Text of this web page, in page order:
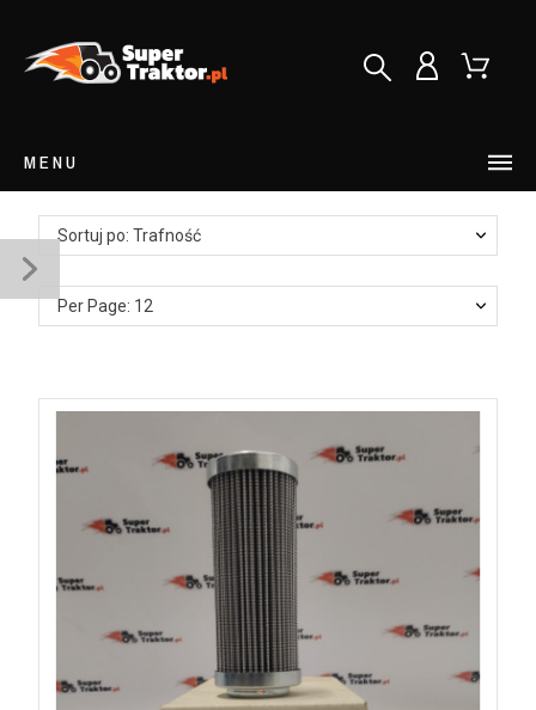
MENU
Sortuj po: Trafność
Per Page: 12